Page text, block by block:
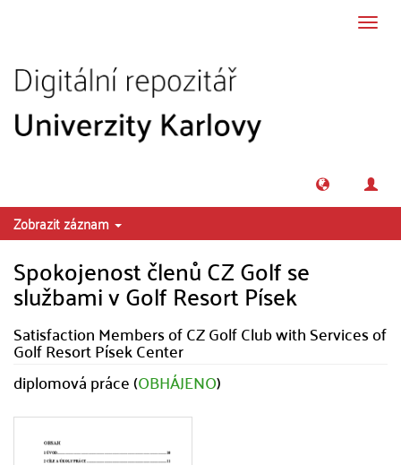
Zobrazit záznam
Spokojenost členů CZ Golf se
službami v Golf Resort Písek
Satisfaction Members of CZ Golf Club with Services of
Golf Resort Písek Center
diplomová práce (OBHÁJENO)